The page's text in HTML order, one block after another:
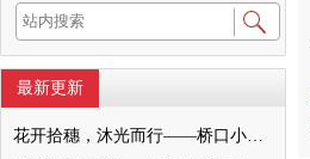
最新更新
花开拾穗，沐光而行——桥口小学“大美德育之家校和美”暨2022级十岁成长仪式圆满举行